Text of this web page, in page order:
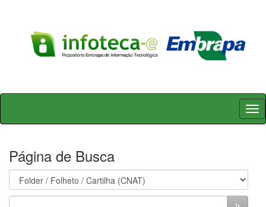
Skip
Página de Busca